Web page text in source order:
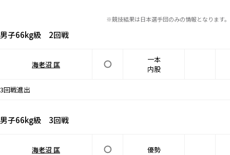
※競技結果は日本選手団のみの情報となります。
男子66kg級 2回戦
海老沼 匡
一本
内股
3回戦進出
男子66kg級 3回戦
海老沼 匡 優勢